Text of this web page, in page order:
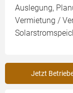
Auslegung,
Vermietung /
Jetzt